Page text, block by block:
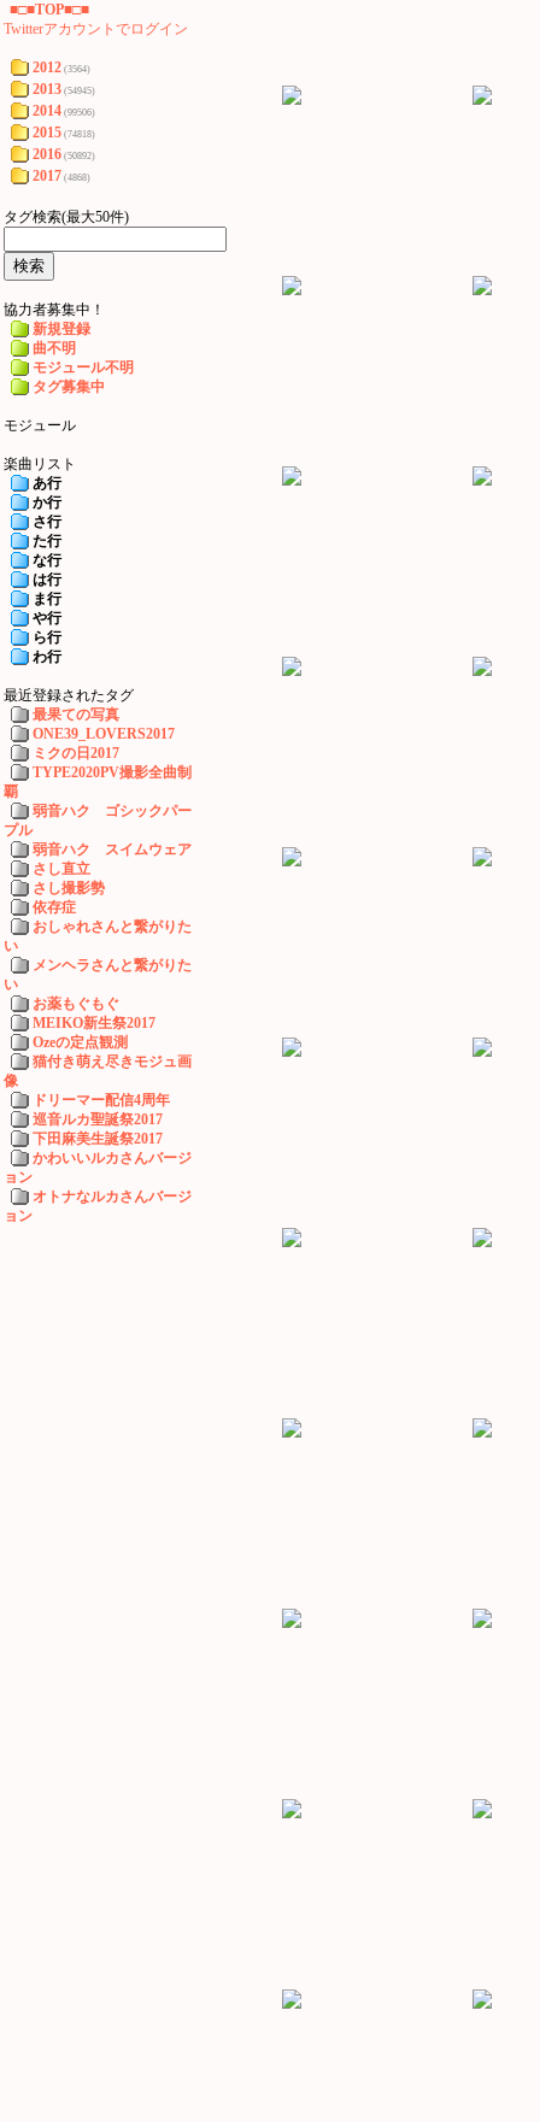
■□■TOP■□■
Twitterアカウントでログイン
2012 (3564)
2013 (54945)
2014 (99506)
2015 (74818)
2016 (50892)
2017 (4868)
タグ検索(最大50件)
協力者募集中！
新規登録
曲不明
モジュール不明
タグ募集中
モジュール
楽曲リスト
あ行
か行
さ行
た行
な行
は行
ま行
や行
ら行
わ行
最近登録されたタグ
最果ての写真
ONE39_LOVERS2017
ミクの日2017
TYPE2020PV撮影全曲制
覇
弱音ハク ゴシックパー
プル
弱音ハク スイムウェア
さし直立
さし撮影勢
依存症
おしゃれさんと繋がりた
い
メンヘラさんと繋がりた
い
お薬もぐもぐ
MEIKO新生祭2017
Ozeの定点観測
猫付き萌え尽きモジュ画
像
ドリーマー配信4周年
巡音ルカ聖誕祭2017
下田麻美生誕祭2017
かわいいルカさんバージ
ョン
オトナなルカさんバージ
ョン